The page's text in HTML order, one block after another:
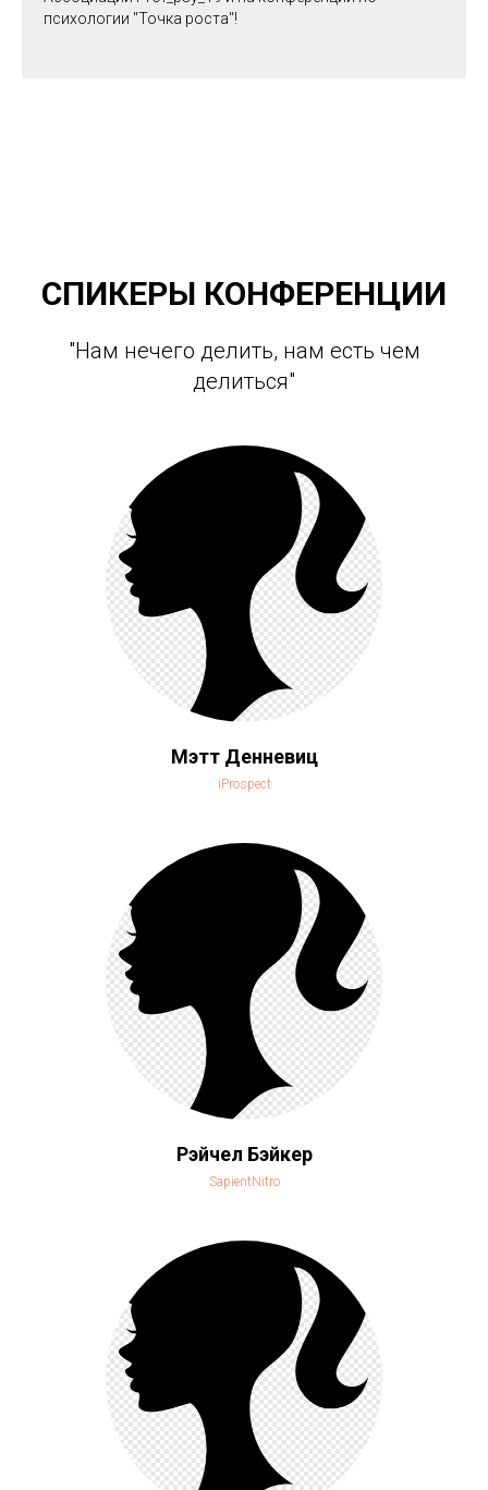
психологии "Точка роста"!
СПИКЕРЫ КОНФЕРЕНЦИИ
"Нам нечего делить, нам есть чем
делиться"
Мэтт Денневиц
iProspect
Рэйчел Бэйкер
SapientNitro